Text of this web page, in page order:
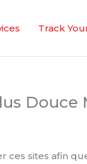
Track
Douce
sites afin